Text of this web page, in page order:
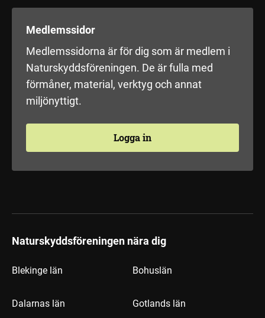
Medlemssidor
Medlemssidorna är för dig som är medlem i
Naturskyddsföreningen. De är fulla med
förmåner, material, verktyg och annat
miljönyttigt.
Logga in
Naturskyddsföreningen nära dig
Blekinge län Bohuslän
Dalarnas län Gotlands län